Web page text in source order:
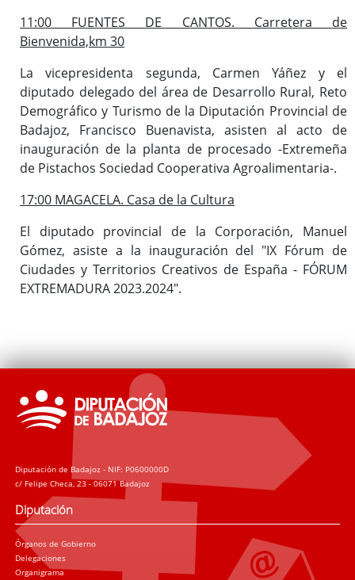
11:00 FUENTES DE CANTOS. Carretera de
Bienvenida,km 30
La vicepresidenta segunda, Carmen Yáñez y el
diputado delegado del área de Desarrollo Rural, Reto
Demográfico y Turismo de la Diputación Provincial de
Badajoz, Francisco Buenavista, asisten al acto de
inauguración de la planta de procesado -Extremeña
de Pistachos Sociedad Cooperativa Agroalimentaria-.
17:00 MAGACELA. Casa de la Cultura
El diputado provincial de la Corporación, Manuel
Gómez, asiste a la inauguración del "IX Fórum de
Ciudades y Territorios Creativos de España - FÓRUM
EXTREMADURA 2023.2024".
Diputación de Badajoz - NIF: P0600000D
c/ Felipe Checa, 23 - 06071 Badajoz
Diputación
Órganos de Gobierno
Delegaciones
Organigrama